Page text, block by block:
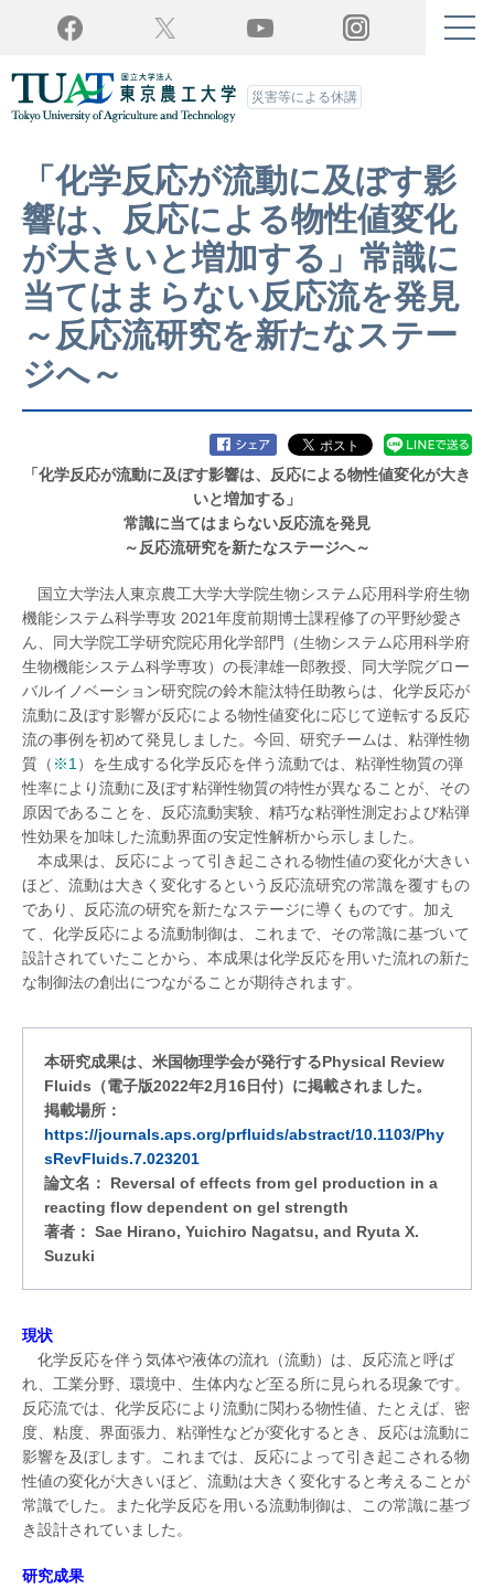
Facebook YouTube Instagram
災害等による休講
「化学反応が流動に及ぼす影
響は、反応による物性値変化
が大きいと増加する」常識に
当てはまらない反応流を発見
～反応流研究を新たなステー
ジへ～
「化学反応が流動に及ぼす影響は、反応による物性値変化が大き
いと増加する」
常識に当てはまらない反応流を発見
～反応流研究を新たなステージへ～
国立大学法人東京農工大学大学院生物システム応用科学府生物
機能システム科学専攻 2021年度前期博士課程修了の平野紗愛さ
ん、同大学院工学研究院応用化学部門（生物システム応用科学府
生物機能システム科学専攻）の長津雄一郎教授、同大学院グロー
バルイノベーション研究院の鈴木龍汰特任助教らは、化学反応が
流動に及ぼす影響が反応による物性値変化に応じて逆転する反応
流の事例を初めて発見しました。今回、研究チームは、粘弾性物
質（ ※1 ）を生成する化学反応を伴う流動では、粘弾性物質の弾
性率により流動に及ぼす粘弾性物質の特性が異なることが、その
原因であることを、反応流動実験、精巧な粘弾性測定および粘弾
性効果を加味した流動界面の安定性解析から示しました。
本成果は、反応によって引き起こされる物性値の変化が大きい
ほど、流動は大きく変化するという反応流研究の常識を覆すもの
であり、反応流の研究を新たなステージに導くものです。加え
て、化学反応による流動制御は、これまで、その常識に基づいて
設計されていたことから、本成果は化学反応を用いた流れの新た
な制御法の創出につながることが期待されます。
本研究成果は、米国物理学会が発行するPhysical Review
Fluids（電子版2022年2月16日付）に掲載されました。
掲載場所：
https://journals.aps.org/prfluids/abstract/10.1103/Phy
sRevFluids.7.023201
論文名： Reversal of effects from gel production in a
reacting flow dependent on gel strength
著者： Sae Hirano, Yuichiro Nagatsu, and Ryuta X.
Suzuki
現状
化学反応を伴う気体や液体の流れ（流動）は、反応流と呼ば
れ、工業分野、環境中、生体内など至る所に見られる現象です。
反応流では、化学反応により流動に関わる物性値、たとえば、密
度、粘度、界面張力、粘弾性などが変化するとき、反応は流動に
影響を及ぼします。これまでは、反応によって引き起こされる物
性値の変化が大きいほど、流動は大きく変化すると考えることが
常識でした。また化学反応を用いる流動制御は、この常識に基づ
き設計されていました。
研究成果